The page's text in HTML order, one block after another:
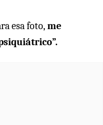
esa foto,me